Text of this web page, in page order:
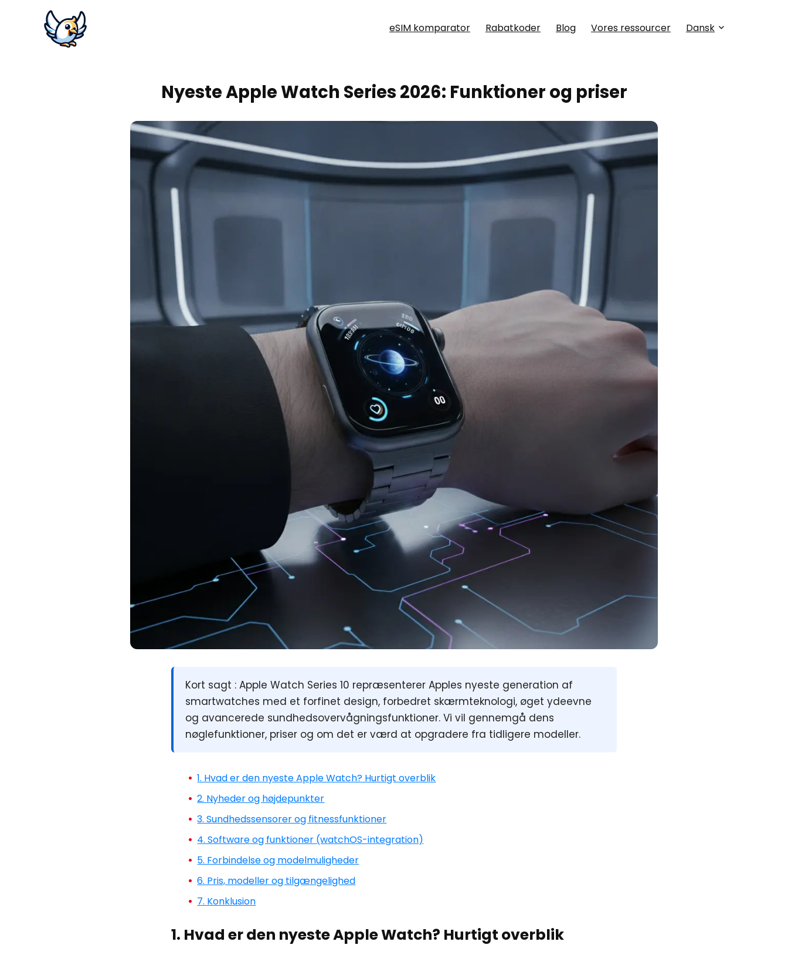
eSIM komparator Rabatkoder Blog Vores ressourcer Dansk
Nyeste Apple Watch Series 2026: Funktioner og priser
Kort sagt : Apple Watch Series 10 repræsenterer Apples nyeste generation af
smartwatches med et forfinet design, forbedret skærmteknologi, øget ydeevne
og avancerede sundhedsovervågningsfunktioner. Vi vil gennemgå dens
nøglefunktioner, priser og om det er værd at opgradere fra tidligere modeller.
1. Hvad er den nyeste Apple Watch? Hurtigt overblik
2. Nyheder og højdepunkter
3. Sundhedssensorer og fitnessfunktioner
4. Software og funktioner (watchOS-integration)
5. Forbindelse og modelmuligheder
6. Pris, modeller og tilgængelighed
7. Konklusion
1. Hvad er den nyeste Apple Watch? Hurtigt overblik